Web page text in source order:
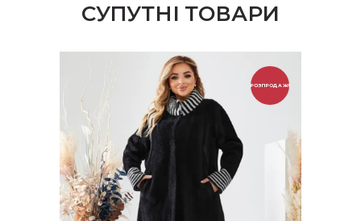
СУПУТНІ ТОВАРИ
РОЗПРОДАЖ!